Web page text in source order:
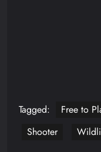
Tagged: Free to
Shooter